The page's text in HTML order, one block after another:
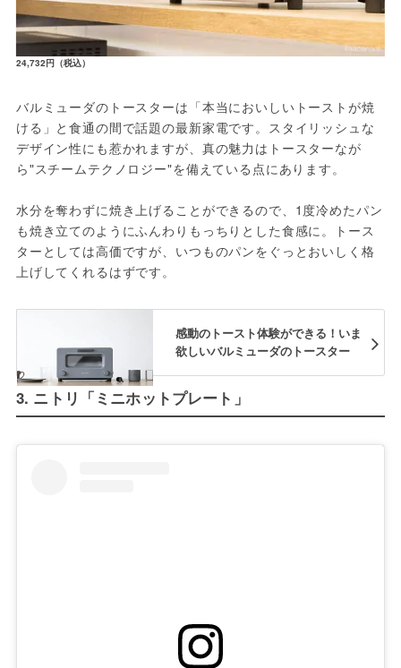
24,732円（税込）
バルミューダのトースターは「本当においしいトーストが焼
ける」と食通の間で話題の最新家電です。スタイリッシュな
デザイン性にも惹かれますが、真の魅力はトースターなが
ら"スチームテクノロジー"を備えている点にあります。
水分を奪わずに焼き上げることができるので、1度冷めたパン
も焼き立てのようにふんわりもっちりとした食感に。トース
ターとしては高価ですが、いつものパンをぐっとおいしく格
上げしてくれるはずです。
感動のトースト体験ができる！いま
欲しいバルミューダのトースター
3. ニトリ「ミニホットプレート」